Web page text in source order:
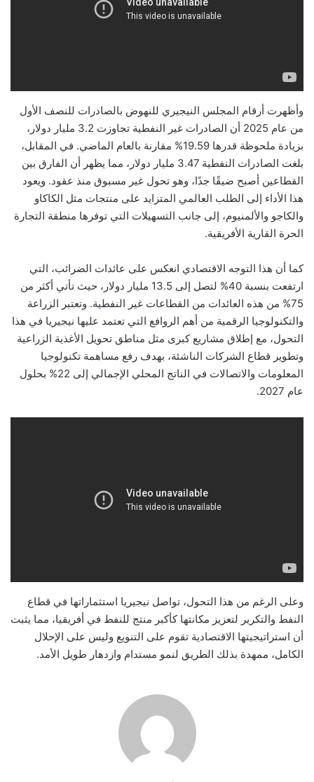
وأظهرت أرقام المجلس النيجيري للنهوض بالصادرات للنصف الأول
من عام 2025 أن الصادرات غير النفطية تجاوزت 3.2 مليار دولار،
بزيادة ملحوظة قدرها 19.59% مقارنة بالعام الماضي. في المقابل،
بلغت الصادرات النفطية 3.47 مليار دولار، مما يظهر أن الفارق بين
القطاعين أصبح ضيقًا جدًا، وهو تحول غير مسبوق منذ عقود. ويعود
هذا الأداء إلى الطلب العالمي المتزايد على منتجات مثل الكاكاو
والكاجو والألمنيوم، إلى جانب التسهيلات التي توفرها منطقة التجارة
الحرة القارية الأفريقية.
كما أن هذا التوجه الاقتصادي انعكس على عائدات الضرائب، التي
ارتفعت بنسبة 40% لتصل إلى 13.5 مليار دولار، حيث تأتي أكثر من
75% من هذه العائدات من القطاعات غير النفطية. وتعتبر الزراعة
والتكنولوجيا الرقمية من أهم الروافع التي تعتمد عليها نيجيريا في هذا
التحول، مع إطلاق مشاريع كبرى مثل مناطق تحويل الأغذية الزراعية
وتطوير قطاع الشركات الناشئة، بهدف رفع مساهمة تكنولوجيا
المعلومات والاتصالات في الناتج المحلي الإجمالي إلى 22% بحلول
عام 2027.
وعلى الرغم من هذا التحول، تواصل نيجيريا استثماراتها في قطاع
النفط والتكرير لتعزيز مكانتها كأكبر منتج للنفط في أفريقيا، مما يثبت
أن استراتيجيتها الاقتصادية تقوم على التنويع وليس على الإحلال
الكامل، ممهدة بذلك الطريق لنمو مستدام وازدهار طويل الأمد.